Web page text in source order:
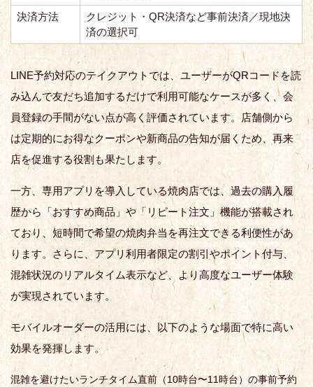
決済方法
クレジット・QR決済など事前決済／現地決
済の選択可
LINE予約対応のテイクアウトでは、ユーザーがQRコードを読
み込んで友だち追加するだけで利用可能なケースが多く、会
員登録の手間がない点が高く評価されています。店舗側から
は定期的にお得なクーポンや新商品の告知が届くため、再来
店を促進する役割も果たします。
一方、専用アプリを導入している焼肉店では、過去の購入履
歴から「おすすめ商品」や「リピート注文」機能が搭載され
ており、短時間で希望の焼肉弁当を再注文できる利便性があ
ります。さらに、アプリ利用者限定の割引やポイント付与、
混雑状況のリアルタイム表示など、より高度なユーザー体験
が実現されています。
モバイルオーダーの活用には、以下のような場面で特に高い
効果を発揮します。
混雑を避けたいランチタイム直前（10時台〜11時台）の事前予約